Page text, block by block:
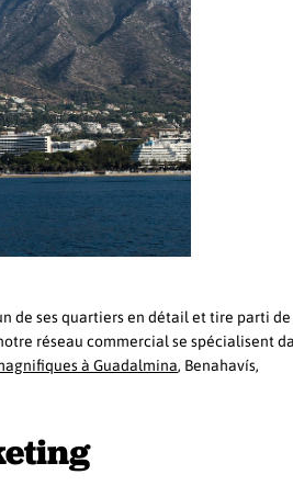
de ses quartiers en détail et tire parti de
réseau commercial se spécialisent
à Guadalmina, Benahavís,